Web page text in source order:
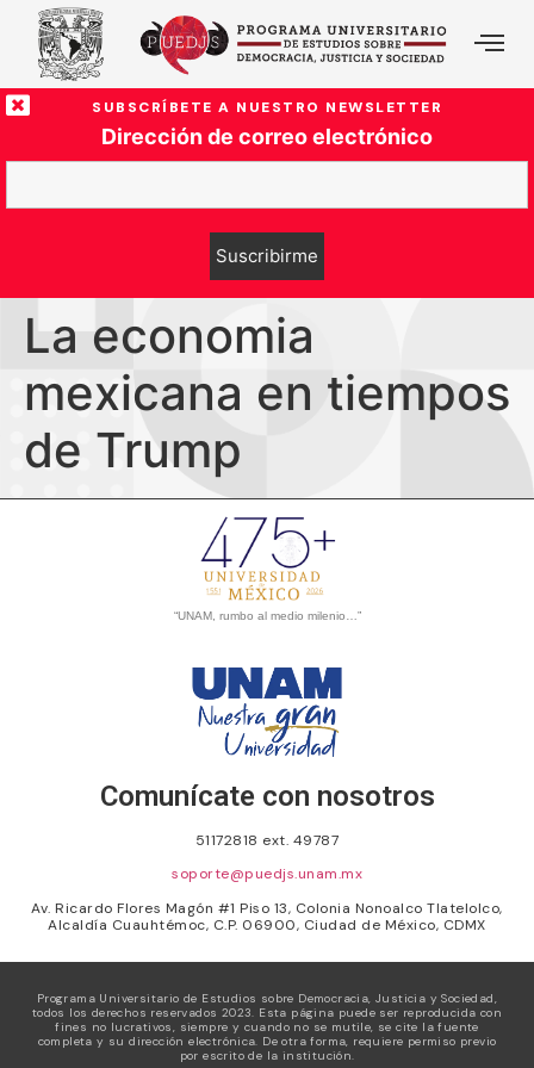
SUBSCRÍBETE A NUESTRO NEWSLETTER
Dirección de correo electrónico
La economia
mexicana en tiempos
de Trump
“UNAM, rumbo al medio milenio…”
Comunícate con nosotros
51172818 ext. 49787
soporte@puedjs.unam.mx
Av. Ricardo Flores Magón #1 Piso 13, Colonia Nonoalco Tlatelolco,
Alcaldía Cuauhtémoc, C.P. 06900, Ciudad de México, CDMX
Programa Universitario de Estudios sobre Democracia, Justicia y Sociedad,
todos los derechos reservados 2023. Esta página puede ser reproducida con
fines no lucrativos, siempre y cuando no se mutile, se cite la fuente
completa y su dirección electrónica. De otra forma, requiere permiso previo
por escrito de la institución.